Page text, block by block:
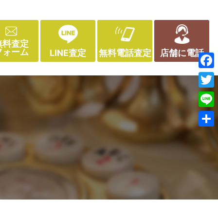
料査定
ォーム
LINE査定 無料電話査定 店舗に電話
Line